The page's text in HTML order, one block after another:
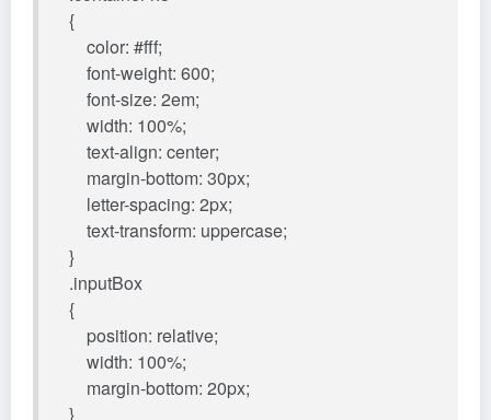
{
color: #fff;
font-weight: 600;
font-size: 2em;
width: 100%;
text-align: center;
margin-bottom: 30px;
letter-spacing: 2px;
text-transform: uppercase;
}
.inputBox
{
position: relative;
width: 100%;
margin-bottom: 20px;
}